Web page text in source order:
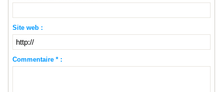
Site web :
Commentaire * :